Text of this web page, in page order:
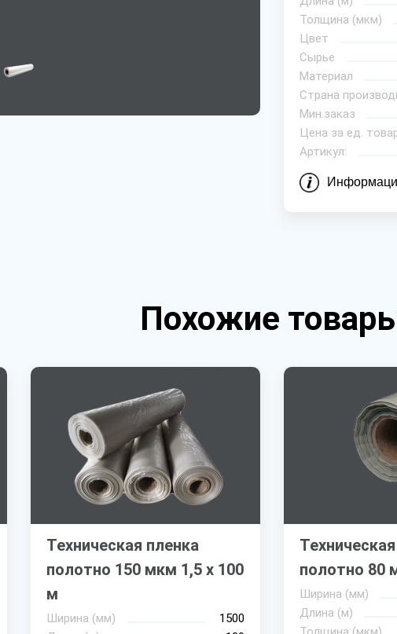
Толщина (мкм)
Цвет
Сырье
Материал
Страна
Мин.заказ
Цена за ед.
Артикул:
Похожие
Техническая пленка
полотно 150 мкм 1,5 х 100
м
Ширина (мм)
1500
полотно 80
Ширина (мм)
Длина (м)